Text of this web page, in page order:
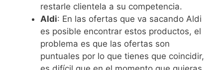
restarle clientela a su competencia.
Aldi: En las ofertas que va sacando Aldi
es posible encontrar estos productos, el
problema es que las ofertas son
puntuales por lo que tienes que coincidir,